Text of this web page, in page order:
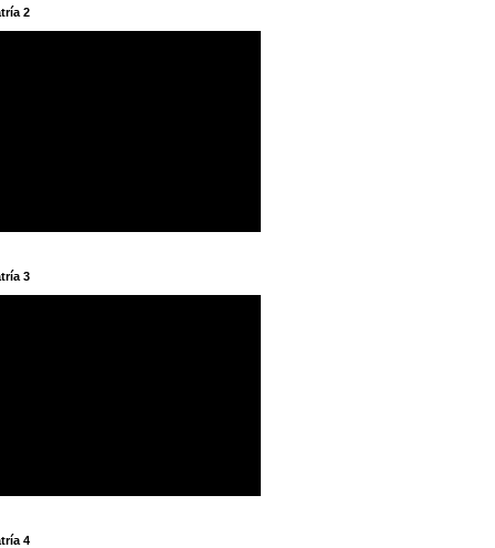
2
3
4